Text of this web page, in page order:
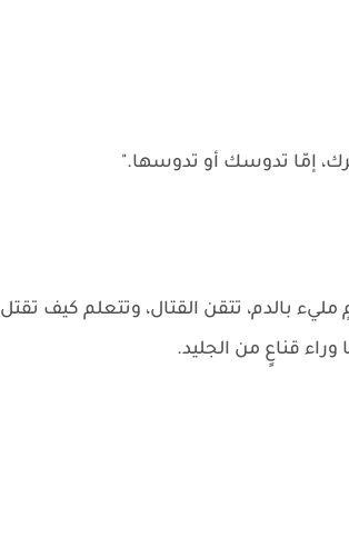
إمّا تدوسك أو تدوسها."
بالدم، تتقن القتال، وتتعلم كيف تقتل
قناعٍ من الجليد.